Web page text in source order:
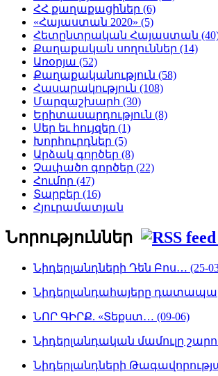
ՀՀ քաղաքացիներ (6)
«Հայաստան 2020» (5)
Հետընտրական Հայաստան
Քաղաքական սողուններ (14)
Առօրյա (52)
Քաղաքականություն (58)
Հասարակություն (108)
Մարզաշխարհ (30)
Երիտասարդություն (8)
Սեր եւ հույզեր (1)
Խորհուրդներ (5)
Արձակ գործեր (8)
Չափածո գործեր (22)
Հումոր (47)
Տարբեր (16)
Հյուրամատյան
Նորություններ
Նիդերլանդների Դեն Բոս… (25-
Նիդերլանդահայերը
ՆՈՐ ԳԻՐՔ. «Տեքստ… (09-06)
Նիդերլանդական մամուլը
Նիդերլանդների